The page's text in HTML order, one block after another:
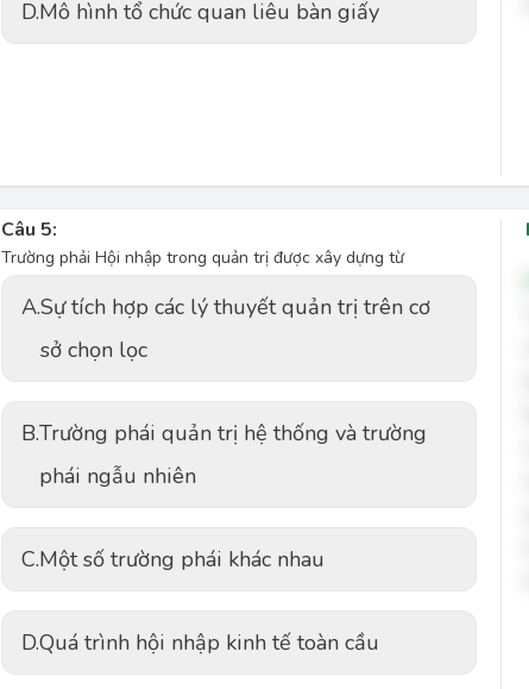
D.Mô hình tổ chức quan liêu bàn giấy
Câu 5:
Trường phải Hội nhập trong quản trị được xây dựng từ
A.Sự tích hợp các lý thuyết quản trị trên cơ
sở chọn lọc
B.Trường phái quản trị hệ thống và trường
phái ngẫu nhiên
C.Một số trường phái khác nhau
D.Quá trình hội nhập kinh tế toàn cầu